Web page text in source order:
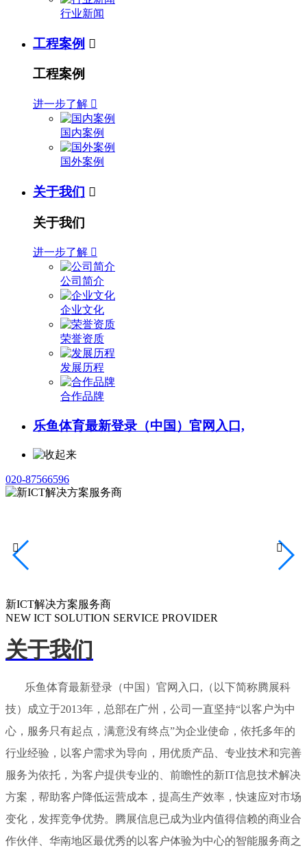
行业新闻
工程案例 
工程案例
进一步了解 
国内案例
国外案例
关于我们 
关于我们
进一步了解 
公司简介
企业文化
荣誉资质
发展历程
合作品牌
乐鱼体育最新登录（中国）官网入口,
020-87566596
新ICT解决方案服务商
NEW ICT SOLUTION SERVICE PROVIDER
 
关于我们
乐鱼体育最新登录（中国）官网入口,（以下简称腾展科
技）成立于2013年，总部在广州，公司一直坚持“以客户为中
心，服务只有起点，满意没有终点”为企业使命，依托多年的
行业经验，以客户需求为导向，用优质产品、专业技术和完善
服务为依托，为客户提供专业的、前瞻性的新IT信息技术解决
方案，帮助客户降低运营成本，提高生产效率，快速应对市场
变化，发挥竞争优势。腾展信息已成为业内值得信赖的商业合
作伙伴、华南地区最优秀的以客户体验为中心的智能服务商之